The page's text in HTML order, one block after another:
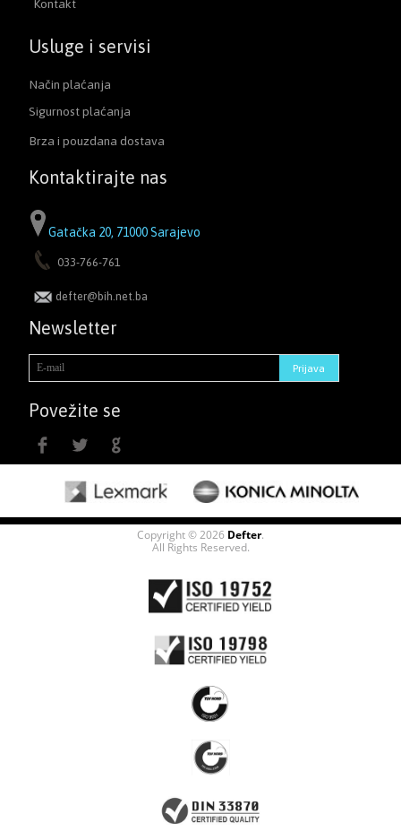
Kontakt
Usluge i servisi
Način plaćanja
Sigurnost plaćanja
Brza i pouzdana dostava
Kontaktirajte nas
Gatačka 20, 71000 Sarajevo
033-766-761
defter@bih.net.ba
Newsletter
Povežite se
Copyright © 2026 Defter.
All Rights Reserved.